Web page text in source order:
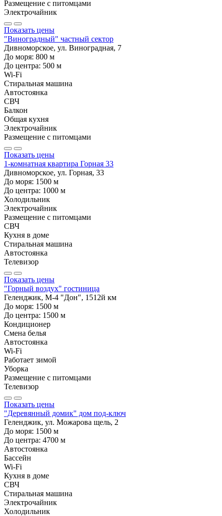
Размещение с питомцами
Электрочайник
Показать цены
"Виноградный" частный сектор
Дивноморское, ул. Виноградная, 7
До моря: 800 м
До центра: 500 м
Wi-Fi
Стиральная машина
Автостоянка
СВЧ
Балкон
Общая кухня
Электрочайник
Размещение с питомцами
Показать цены
1-комнатная квартира Горная 33
Дивноморское, ул. Горная, 33
До моря: 1500 м
До центра: 1000 м
Холодильник
Электрочайник
Размещение с питомцами
СВЧ
Кухня в доме
Стиральная машина
Автостоянка
Телевизор
Показать цены
"Горный воздух" гостиница
Геленджик, М-4 "Дон", 1512й км
До моря: 1500 м
До центра: 1500 м
Кондиционер
Смена белья
Автостоянка
Wi-Fi
Работает зимой
Уборка
Размещение с питомцами
Телевизор
Показать цены
"Деревянный домик" дом под-ключ
Геленджик, ул. Можарова щель, 2
До моря: 1500 м
До центра: 4700 м
Автостоянка
Бассейн
Wi-Fi
Кухня в доме
СВЧ
Стиральная машина
Электрочайник
Холодильник